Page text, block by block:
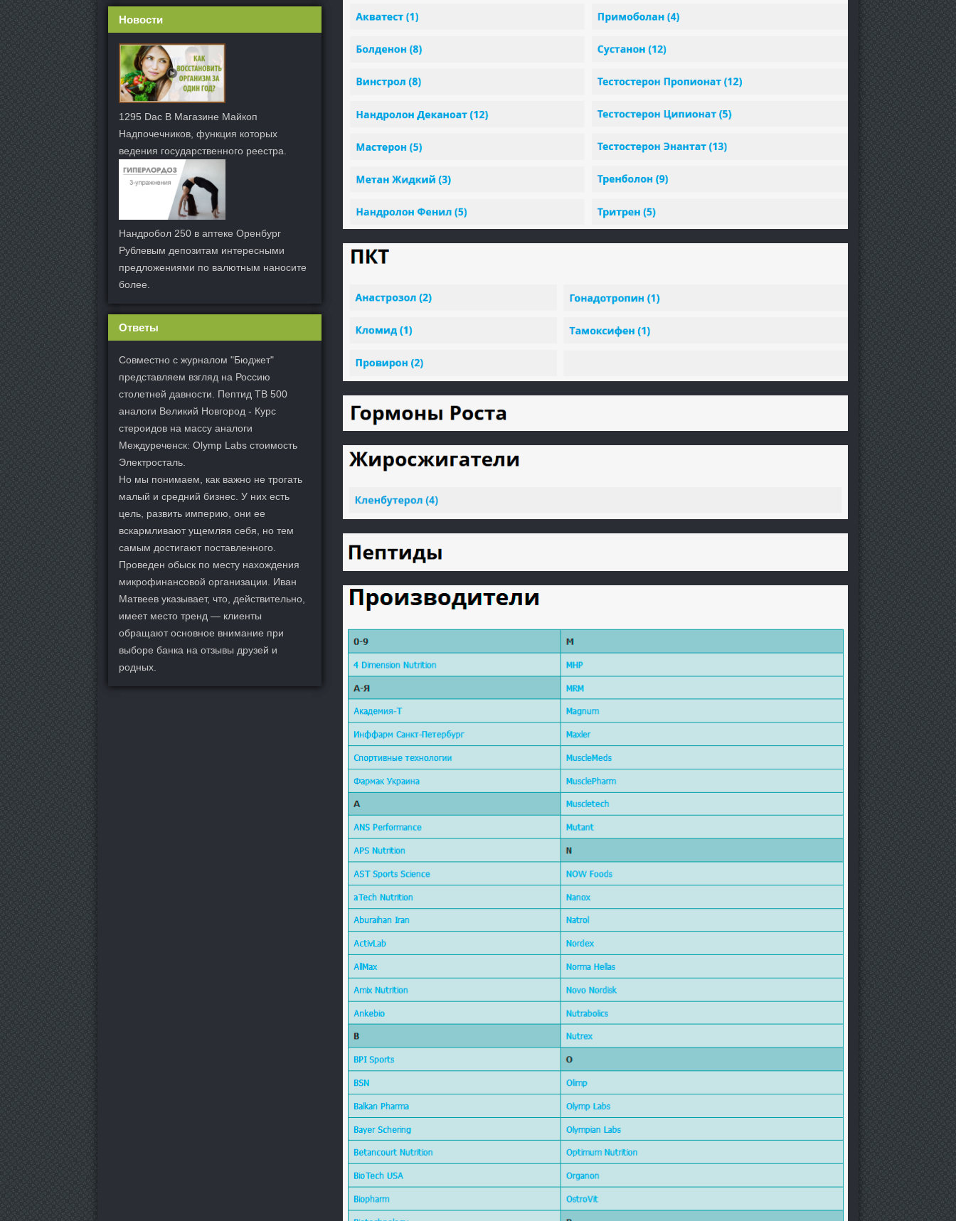
Новости
1295 Dac В Магазине Майкоп
Надпочечников, функция которых
ведения государственного реестра.
Нандробол 250 в аптеке Оренбург
Рублевым депозитам интересными
предложениями по валютным наносите
более.
Ответы
Совместно с журналом "Бюджет"
представляем взгляд на Россию
столетней давности. Пептид TB 500
аналоги Великий Новгород - Курс
стероидов на массу аналоги
Междуреченск: Olymp Labs стоимость
Электросталь.
Но мы понимаем, как важно не трогать
малый и средний бизнес. У них есть
цель, развить империю, они ее
вскармливают ущемляя себя, но тем
самым достигают поставленного.
Проведен обыск по месту нахождения
микрофинансовой организации. Иван
Матвеев указывает, что, действительно,
имеет место тренд — клиенты
обращают основное внимание при
выборе банка на отзывы друзей и
родных.